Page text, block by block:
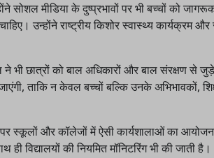
मीडिया के दुष्प्रभावों पर भी बच्चों को
उन्होंने राष्ट्रीय किशोर स्वास्थ्य कार्यक्रम और
छात्रों को बाल अधिकारों और बाल संरक्षण से जुड़े
ताकि न केवल बच्चों बल्कि उनके अभिभावकों,
स्कूलों और कॉलेजों में ऐसी कार्यशालाओं का आयोजन
विद्यालयों की नियमित मॉनिटरिंग भी की जाती है।